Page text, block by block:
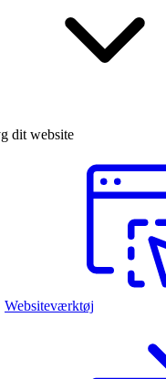
dit website
Websiteværktøj